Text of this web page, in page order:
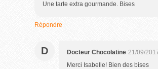
Une tarte extra gourmande. Bises
Répondre
D Docteur Chocolatine 21/09/
Merci Isabelle! Bien des bises